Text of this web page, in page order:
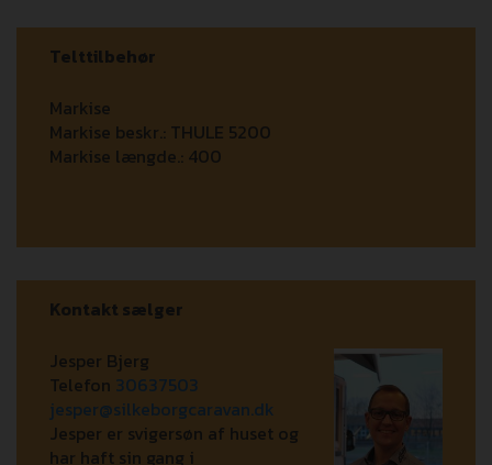
Telttilbehør
Markise
Markise beskr.: THULE 5200
Markise længde.: 400
Kontakt sælger
Jesper Bjerg
Telefon 30637503
jesper@silkeborgcaravan.dk
Jesper er svigersøn af huset og
har haft sin gang i